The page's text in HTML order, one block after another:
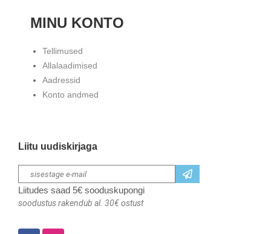
MINU KONTO
Tellimused
Allalaadimised
Aadressid
Konto andmed
Liitu uudiskirjaga
Liitudes saad 5€ sooduskupongi
soodustus rakendub al. 30€ ostust